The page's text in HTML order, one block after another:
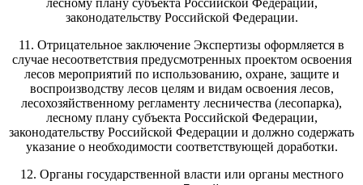
законодательству Российской Федерации.
11. Отрицательное заключение Экспертизы оформляется в
случае несоответствия предусмотренных проектом освоения
лесов мероприятий по использованию, охране, защите и
воспроизводству лесов целям и видам освоения лесов,
лесохозяйственному регламенту лесничества (лесопарка),
лесному плану субъекта Российской Федерации,
законодательству Российской Федерации и должно содержать
указание о необходимости соответствующей доработки.
12. Органы государственной власти или органы местного